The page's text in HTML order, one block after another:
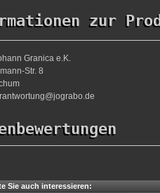
zur
Granica e.K.
Str. 8
Sie auch interessieren: